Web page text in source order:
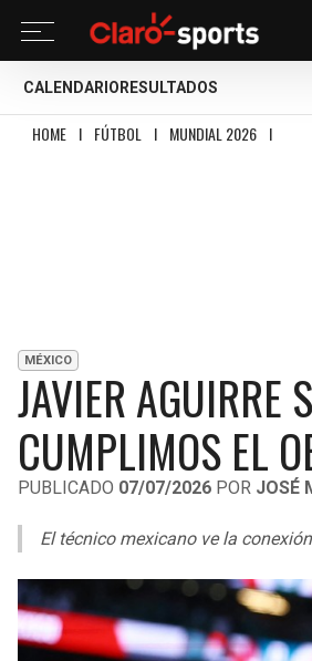
CALENDARIO RESULTADOS
HOME I FÚTBOL I MUNDIAL 2026 I
MÉXICO
JAVIER AGUIRRE
CUMPLIMOS EL
PUBLICADO 07/07/2026 POR JOSÉ
El técnico mexicano ve la